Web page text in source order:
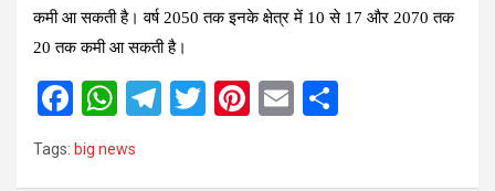
कमी आ सकती है। वर्ष 2050 तक इनके क्षेत्र में 10 से 17 और 2070 तक
20 तक कमी आ सकती है।
F
a
ce
W
at
T
T
Pi E
Tags: big news